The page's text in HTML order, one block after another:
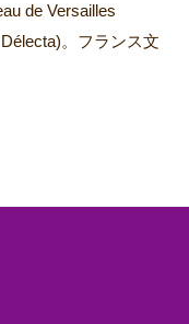
de Versailles
。フランス文